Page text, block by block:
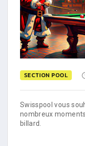
SECTION POOL
Swisspool vous
nombreux
billard.